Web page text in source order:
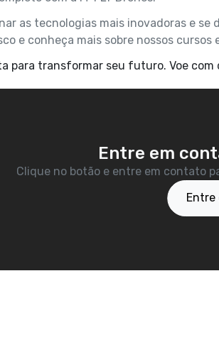
as tecnologias mais inovadoras e se
e conheça mais sobre nossos cursos
para transformar seu futuro. Voe
Entre em
Clique no botão e entre em contato